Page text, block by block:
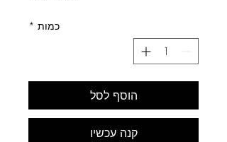
כמות *
הוסף לסל
קנה עכשיו